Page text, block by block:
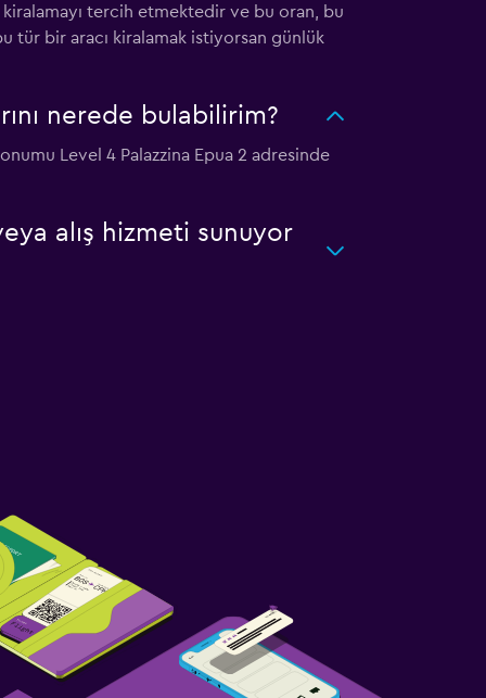
kiralamayı tercih etmektedir ve bu oran, bu
tür bir aracı kiralamak istiyorsan günlük
nerede bulabilirim?
Level 4 Palazzina Epua 2 adresinde
alış hizmeti sunuyor